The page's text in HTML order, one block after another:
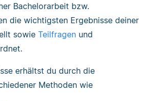
Bachelorarbeit bzw.
die wichtigsten Ergebnisse deiner
sowie Teilfragen und
erhältst du durch die
Methoden wie